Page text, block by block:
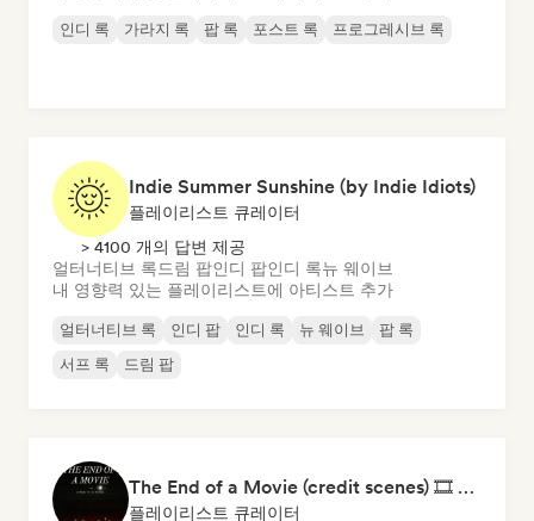
인디 록 가라지 록 팝 록 포스트 록 프로그레시브 록
Indie Summer Sunshine (by Indie Idiots)
플레이리스트 큐레이터
> 4100 개의 답변 제공
얼터너티브 록드림 팝인디 팝인디 록뉴 웨이브
내 영향력 있는 플레이리스트에 아티스트 추가
얼터너티브 록 인디 팝 인디 록 뉴 웨이브
팝 록
서프 록
드림 팝
The End of a Movie (credit scenes) 🎞️ Cinematic Dream Pop & Bedroom Indie
플레이리스트 큐레이터